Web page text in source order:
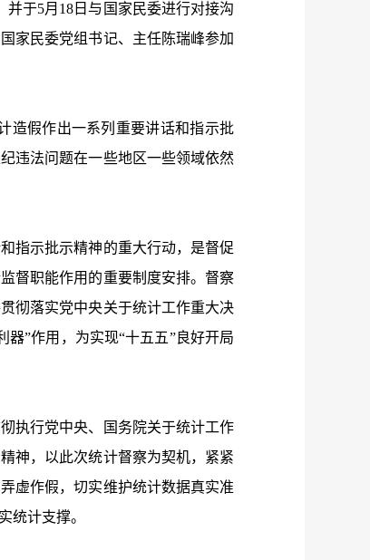
并于5月 18 日与国家民委进行对接沟
家民委党组书记、主任陈瑞峰参加
假作出一系列重要讲话和指示批
违法问题在一些地区一些领域依然
指示批示精神的重大行动，是督促
督职能作用的重要制度安排。督察
彻落实党中央关于统计工作重大决
”作用，为实现“十五五”良好开局
执行党中央、国务院关于统计工作
神，以此次统计督察为契机，紧紧
虚作假，切实维护统计数据真实准
统计支撑。